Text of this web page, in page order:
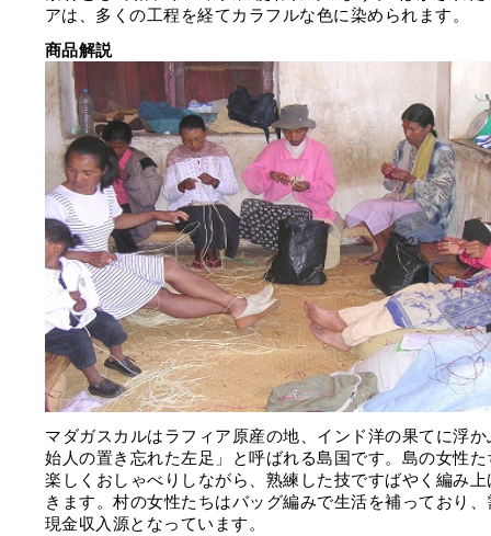
アは、多くの工程を経てカラフルな色に染められます。
商品解説
マダガスカルはラフィア原産の地、インド洋の果てに浮
始人の置き忘れた左足」と呼ばれる島国です。島の女性
楽しくおしゃべりしながら、熟練した技ですばやく編み
きます。村の女性たちはバッグ編みで生活を補っており
現金収入源となっています。